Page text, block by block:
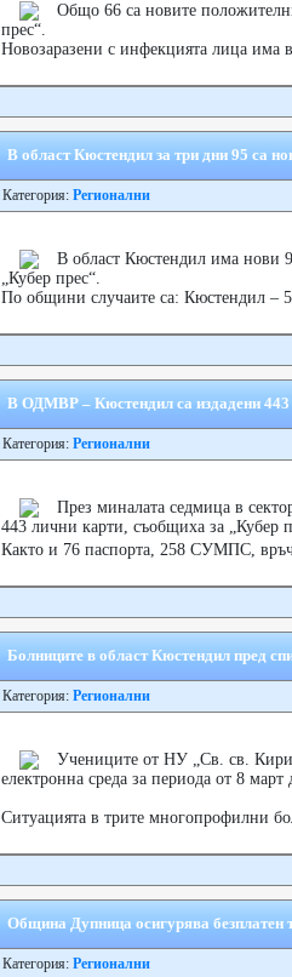
Общо 66 са новите
прес“.
Новозаразени с инфекцията лица
В област Кюстендил за три дни 95 са
Категория: Регионални
В област Кюстендил има нови
„Кубер прес“.
По общини случаите са: Кюстендил –
В ОДМВР – Кюстендил са издадени
Категория: Регионални
През миналата седмица в
443 лични карти, съобщиха за „Кубер
Както и 76 паспорта, 258 СУМПС,
Болниците в област Кюстендил пред
Категория: Регионални
Учениците от НУ „Св. св.
електронна среда за периода от 8 март
Ситуацията в трите многопрофилни
Община Дупница осигурява безплатен
Категория: Регионални